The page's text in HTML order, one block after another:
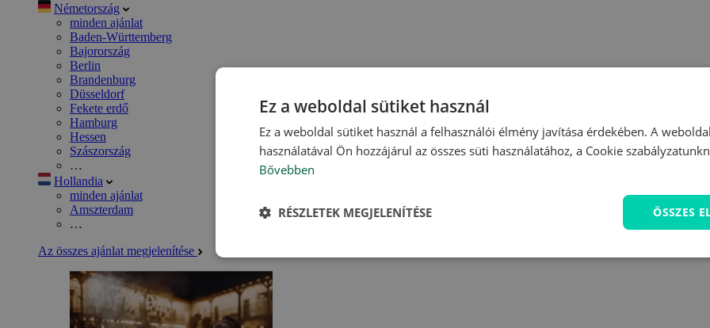
Németország
minden ajánlat
Baden-Württemberg
Bajorország
Berlin
Brandenburg
Düsseldorf
Fekete erdő
Hamburg
Hessen
Szászország
…
Hollandia
minden ajánlat
Amszterdam
…
Az összes ajánlat megjelenítése
Ez a weboldal sütiket használ
Ez a weboldal sütiket használ a felhasználói élmény javítása érdekében. A
használatával Ön hozzájárul az összes süti használatához, a Cookie
Bővebben
ÖSSZES
RÉSZLETEK MEGJELENÍTÉSE